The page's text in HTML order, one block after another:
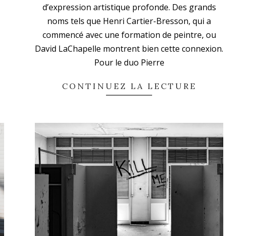
d’expression artistique profonde. Des grands
noms tels que Henri Cartier-Bresson, qui a
commencé avec une formation de peintre, ou
David LaChapelle montrent bien cette connexion.
Pour le duo Pierre
CONTINUEZ LA LECTURE